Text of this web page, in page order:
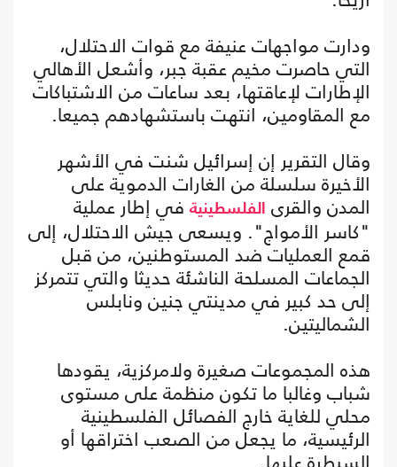
ودارت مواجهات عنيفة مع قوات الاحتلال،
التي حاصرت مخيم عقبة جبر، وأشعل الأهالي
الإطارات لإعاقتها، بعد ساعات من الاشتباكات
مع المقاومين، انتهت باستشهادهم جميعا.
وقال التقرير إن إسرائيل شنت في الأشهر
الأخيرة سلسلة من الغارات الدموية على
المدن والقرى الفلسطينية في إطار عملية
"كاسر الأمواج". ويسعى جيش الاحتلال، إلى
قمع العمليات ضد المستوطنين، من قبل
الجماعات المسلحة الناشئة حديثا والتي تتمركز
إلى حد كبير في مدينتي جنين ونابلس
الشماليتين.
هذه المجموعات صغيرة ولامركزية، يقودها
شباب وغالبا ما تكون منظمة على مستوى
محلي للغاية خارج الفصائل الفلسطينية
الرئيسية، ما يجعل من الصعب اختراقها أو